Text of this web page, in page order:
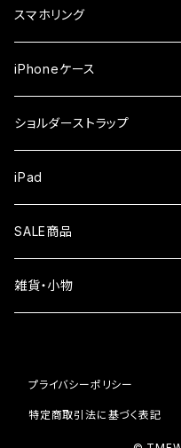
ガラスフィルム
らくらくスマホ
ガラスフィルム
OPPO
ガラスフィルム
Xiaomi
ガラスフィルム
iPhone17ProMax
iPhone16
iPhone15
iPhone13
スマホリング
iPhoneケース
ショルダーストラップ
iPad
液晶フィルム
SALE商品
雑貨・小物
プライバシーポリシー
特定商取引法に基づく表記